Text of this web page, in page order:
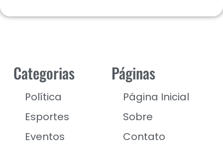
Categorias
Política
Esportes
Eventos
Páginas
Página Inicial
Sobre
Contato